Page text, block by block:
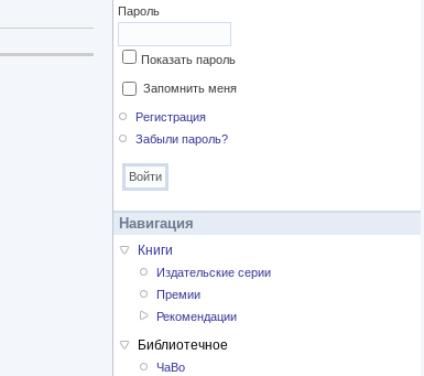
Пароль
Показать пароль
Запомнить меня
Регистрация
Забыли пароль?
Навигация
Книги
Издательские серии
Премии
Рекомендации
Библиотечное
ЧаВо